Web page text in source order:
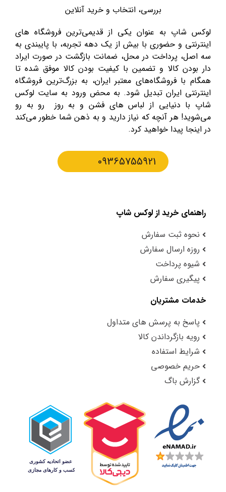
بررسی، انتخاب و خرید آنلاین
لوکس شاپ به عنوان یکی از قدیمی‌ترین فروشگاه های
اینترنتی و حضوری با بیش از یک دهه تجربه، با پایبندی به
سه اصل، پرداخت در محل، ضمانت بازگشت در صورت ایراد
دار بودن کالا و تضمین با کیفیت بودن کالا موفق شده تا
همگام با فروشگاه‌های معتبر ایران، به بزرگ‌ترین فروشگاه
اینترنتی ایران تبدیل شود. به محض ورود به سایت لوکس
شاپ با دنیایی از لباس های فشن و به روز رو به رو
می‌شوید! هر آنچه که نیاز دارید و به ذهن شما خطور می‌کند
در اینجا پیدا خواهید کرد.
09365755921
راهنمای خرید از لوکس شاپ
نحوه ثبت سفارش
روزه ارسال سفارش
شیوه پرداخت
پیگیری سفارش
خدمات مشتریان
پاسخ به پرسش های متداول
رویه بازگرداندن کالا
شرایط استفاده
حریم خصوصی
گزارش باگ